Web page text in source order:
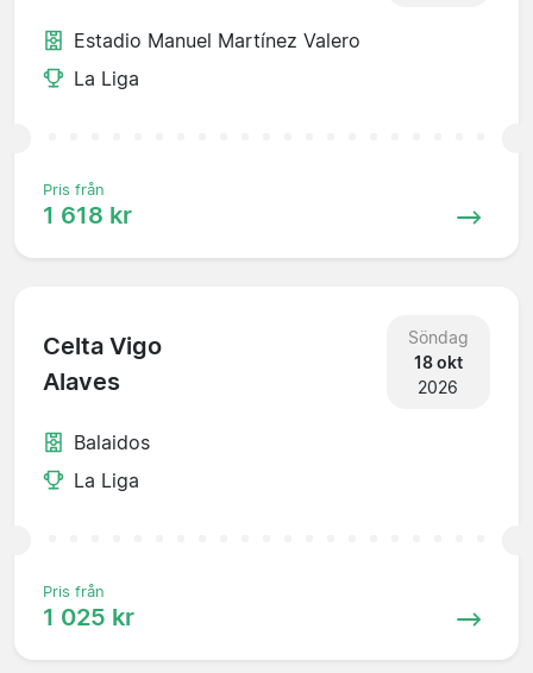
Estadio Manuel Martínez Valero
La Liga
Pris från
1 618 kr
Celta Vigo
Alaves
Söndag
18 okt
2026
Balaidos
La Liga
Pris från
1 025 kr